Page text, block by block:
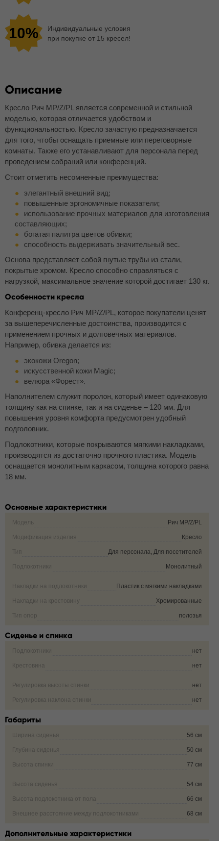
10%
Индивидуальные условия
при покупке от 15 кресел!
Описание
Кресло Рич МР/Z/PL является современной и стильной
моделью, которая отличается удобством и
функциональностью. Кресло зачастую предназначается
для того, чтобы оснащать приемные или переговорные
комнаты. Также его устанавливают для персонала перед
проведением собраний или конференций.
Стоит отметить несомненные преимущества:
элегантный внешний вид;
повышенные эргономичные показатели;
использование прочных материалов для изготовления
составляющих;
богатая палитра цветов обивки;
способность выдерживать значительный вес.
Основа представляет собой гнутые трубы из стали,
покрытые хромом. Кресло способно справляться с
нагрузкой, максимальное значение которой достигает 130 кг.
Особенности кресла
Конференц-кресло Рич МР/Z/PL, которое покупатели ценят
за вышеперечисленные достоинства, производится с
применением прочных и долговечных материалов.
Например, обивка делается из:
экокожи Oregon;
искусственной кожи Magic;
велюра «Форест».
Наполнителем служит поролон, который имеет одинаковую
толщину как на спинке, так и на сиденье – 120 мм. Для
повышения уровня комфорта предусмотрен удобный
подголовник.
Подлокотники, которые покрываются мягкими накладками,
производятся из достаточно прочного пластика. Модель
оснащается монолитным каркасом, толщина которого равна
18 мм.
Основные характеристики
Модель Рич MP/Z/PL
Модификация изделия Кресло
Тип Для персонала, Для посетителей
Подлокотники Монолитный
Накладки на подлокотники Пластик с мягкими накладками
Накладки на крестовину Хромированные
Тип опор полозья
Сиденье и спинка
Подлокотники нет
Крестовина нет
Регулировка высоты спинки нет
Регулировка наклона спинки нет
Габариты
Ширина сиденья 56 см
Глубина сиденья 50 см
Высота спинки 77 см
Высота сиденья 54 см
Высота подлокотника от пола 66 см
Внешнее расстояние между подлокотниками 68 см
Дополнительные характеристики